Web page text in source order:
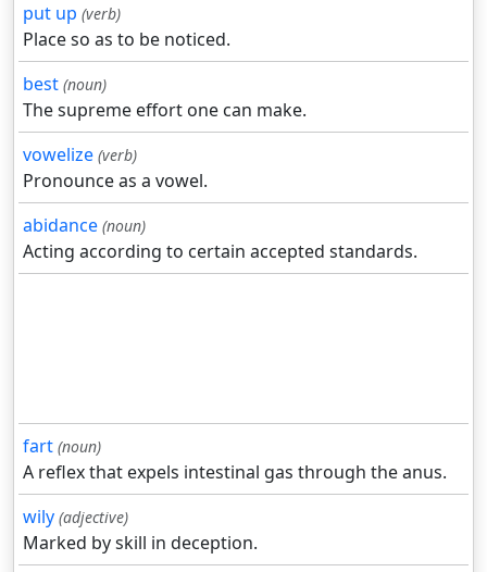
put up (verb)
Place so as to be noticed.
best (noun)
The supreme effort one can make.
vowelize (verb)
Pronounce as a vowel.
abidance (noun)
Acting according to certain accepted standards.
fart (noun)
A reflex that expels intestinal gas through the anus.
wily (adjective)
Marked by skill in deception.